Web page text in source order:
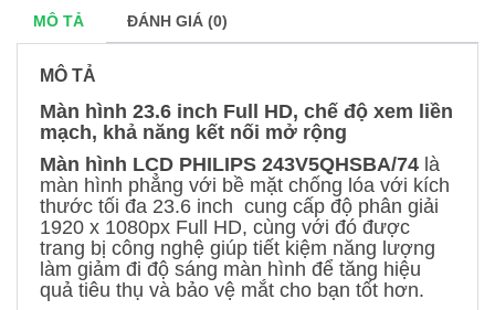
MÔ TẢ ĐÁNH GIÁ (0)
MÔ TẢ
Màn hình 23.6 inch Full HD, chế độ xem liền
mạch, khả năng kết nối mở rộng
Màn hình LCD PHILIPS 243V5QHSBA/74 là
màn hình phẳng với bề mặt chống lóa với kích
thước tối đa 23.6 inch cung cấp độ phân giải
1920 x 1080px Full HD, cùng với đó được
trang bị công nghệ giúp tiết kiệm năng lượng
làm giảm đi độ sáng màn hình để tăng hiệu
quả tiêu thụ và bảo vệ mắt cho bạn tốt hơn.